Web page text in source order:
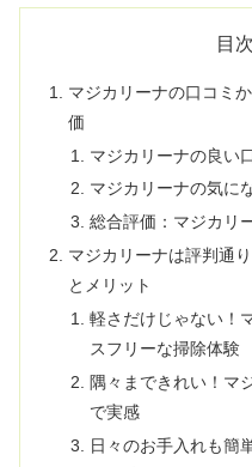
目次
マジカリーナの口コミ
価
マジカリーナの良い
マジカリーナの気に
総合評価：マジカリ
マジカリーナは評判通
とメリット
軽さだけじゃない！
スフリーな掃除体験
隅々まできれい！マ
で実感
日々のお手入れも簡